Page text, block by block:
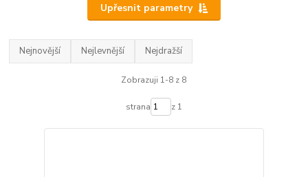
Upřesnit parametry
Nejnovější Nejlevnější Nejdražší
Zobrazuji 1-8 z 8
strana z 1